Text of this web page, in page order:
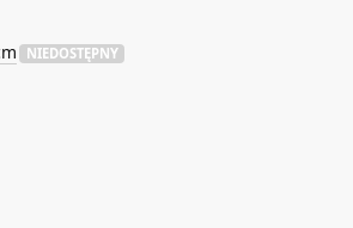
NIEDOSTĘPNY